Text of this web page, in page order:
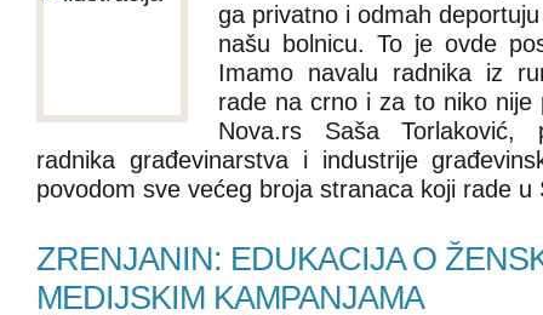
ga privatno i odmah
našu bolnicu. To je ovde
Imamo navalu radnika iz
rade na crno i za to niko nije
Nova.rs Saša Torlaković,
radnika građevinarstva i industrije
povodom sve većeg broja stranaca koji rade u
ZRENJANIN: EDUKACIJA O
MEDIJSKIM KAMPANJAMA